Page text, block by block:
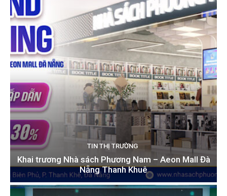
TIN THỊ TRƯỜNG
Khai trương Nhà sách Phương Nam – Aeon Mall Đà
Nẵng Thanh Khuê